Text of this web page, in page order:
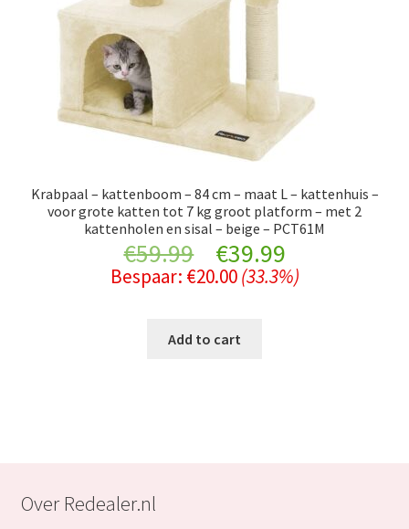
Krabpaal – kattenboom – 84 cm – maat L – kattenhuis –
voor grote katten tot 7 kg groot platform – met 2
kattenholen en sisal – beige – PCT61M
€59.99
Original
price
was:
€39.99Current
price
Bespaar: €20.00 (33.3%)
Add to cart
Over Redealer.nl